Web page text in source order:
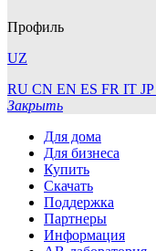
Профиль
UZ
RU CN EN ES FR IT JP
Закрыть
Для дома
Для бизнеса
Купить
Скачать
Поддержка
Партнеры
Информация